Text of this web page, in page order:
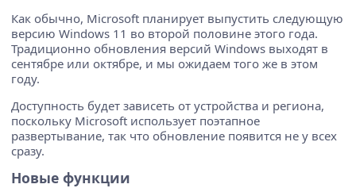
Как обычно, Microsoft планирует выпустить следующую
версию Windows 11 во второй половине этого года.
Традиционно обновления версий Windows выходят в
сентябре или октябре, и мы ожидаем того же в этом
году.
Доступность будет зависеть от устройства и региона,
поскольку Microsoft использует поэтапное
развертывание, так что обновление появится не у всех
сразу.
Новые функции